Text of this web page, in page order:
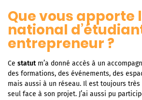
Que vous apporte
national
entrepreneur ?
Ce statutm’a donné accès à un
des formations, des événements, des
mais aussi à un réseau. Il est toujours
seul face à son projet. J’ai aussi pu